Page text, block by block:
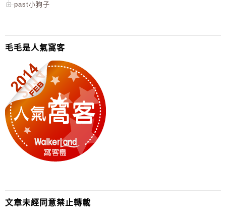
past小狗子
毛毛是人氣窩客
文章未經同意禁止轉載